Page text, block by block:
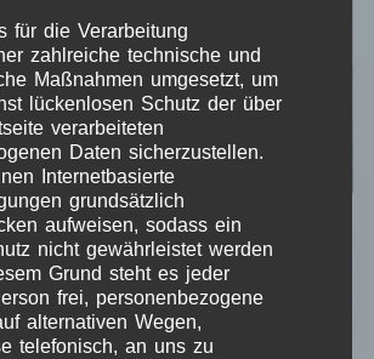
Weihnachtskrippe Teelichthalter
€.
da Kleinunternehmer nach
für die Verarbeitung
zahlreiche technische und
Maßnahmen umgesetzt, um
lückenlosen Schutz der über
verarbeiteten
Daten sicherzustellen.
Internetbasierte
grundsätzlich
aufweisen, sodass ein
nicht gewährleistet werden
Grund steht es jeder
frei, personenbezogene
alternativen Wegen,
telefonisch, an uns zu